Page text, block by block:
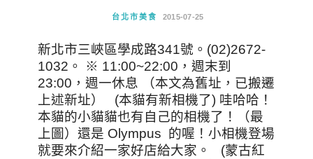
台北市美食 2015-07-25
新北市三峽區學成路341號。(02)2672-
1032。 ※ 11:00~22:00，週末到
23:00，週一休息 （本文為舊址，已搬遷
上述新址） (本貓有新相機了) 哇哈哈！
本貓的小貓貓也有自己的相機了！（最
上圖）還是 Olympus 的喔！小相機登場
就要來介紹一家好店給大家。 (蒙古紅